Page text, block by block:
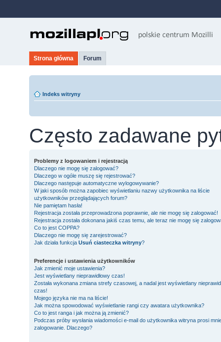
Strona główna Forum
Indeks witryny
Często zadawane
Problemy z logowaniem i rejestracją
Dlaczego nie mogę się zalogować?
Dlaczego w ogóle muszę się rejestrować?
Dlaczego następuje automatyczne wylogowywanie?
W jaki sposób można zapobiec wyświetlaniu nazwy użytkownika na liście
użytkowników przeglądających forum?
Nie pamiętam hasła!
Rejestracja została przeprowadzona poprawnie, ale nie mogę się zalogować!
Rejestracja została dokonana jakiś czas temu, ale teraz nie mogę się
Co to jest COPPA?
Dlaczego nie mogę się zarejestrować?
Jak działa funkcja Usuń ciasteczka witryny?
Preferencje i ustawienia użytkowników
Jak zmienić moje ustawienia?
Jest wyświetlany nieprawidłowy czas!
Została wykonana zmiana strefy czasowej, a nadal jest wyświetlany
czas!
Mojego języka nie ma na liście!
Jak można spowodować wyświetlanie rangi czy awatara użytkownika?
Co to jest ranga i jak można ją zmienić?
Podczas próby wysłania wiadomości e-mail do użytkownika witryna prosi
zalogowanie. Dlaczego?